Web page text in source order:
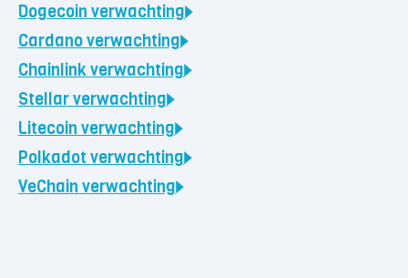
Dogecoin verwachting
Cardanoverwachting
Chainlinkverwachting
Stellarverwachting
Litecoin verwachting
Polkadot verwachting
VeChain verwachting